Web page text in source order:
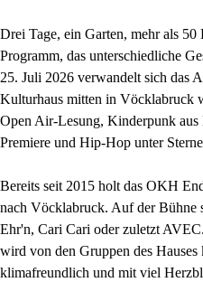
Drei Tage, ein Garten, mehr als 50
Programm, das unterschiedliche
25. Juli 2026 verwandelt sich das
Kulturhaus mitten in Vöcklabruck
Open Air-Lesung, Kinderpunk
Premiere und Hip-Hop unter
Bereits seit 2015 holt das OKH
nach Vöcklabruck. Auf der Bühne
Ehr'n, Cari Cari oder zuletzt
wird von den Gruppen des
klimafreundlich und mit viel